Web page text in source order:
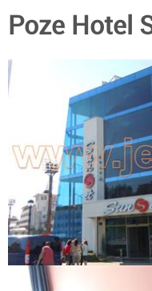
Poze Hotel